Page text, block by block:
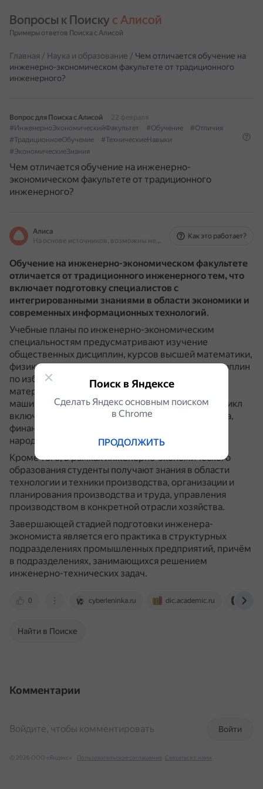
Вопросы к Поиску с Алисой
Примеры ответов Поиска с Алисой
Главная / Наука и образование / Чем отличается обучение на
инженерно-экономическом факультете от традиционного
инженерного?
Вопрос для Поиска с Алисой
22 февраля
#ИнженерноЭкономическийФакультет
#Обучение
#Отличия
#ТрадиционноеОбучение
#ТехническиеНавыки
#ЭкономическиеЗнания
Чем отличается обучение на инженерно-
экономическом факультете от традиционного
инженерного?
Алиса
На основе источников, возможны неточности
Как это работает?
Обучение на инженерно-экономическом факультете
отличается от традиционного инженерного тем, что
включает подготовку специалистов с
интегрированными знаниями в области экономики и
современных информационных технологий.
Учебные планы по инженерно-экономическим
специальностям предусматривают изучение
общественных дисциплин, курсов высшей математики,
физики, химии, а также группы технических дисциплин
по избранной специальности (сопротивление
материалов, механика, технология производства,
машины и оборудование и т. д.).Экономический цикл
включает курсы статистики, бухгалтерского учёта,
финансов, экономики соответствующей отрасли
народного хозяйства и другие.
Кроме того, в рамках инженерно-экономического
образования студенты получают знания в области
технологии и техники производства, организации и
планирования производства и труда, управления
производством в конкретной отрасли хозяйства.
Завершающей стадией подготовки инженера-
экономиста является его практика в структурных
подразделениях промышленных предприятий, причём
в подразделениях, занимающихся решением
инженерно-технических задач.
0 cyberleninka.ru dic.academic.ru
Найти в Поиске
Комментарии
Войти
Войдите, чтобы комментировать
© 2026 ООО «Яндекс» Пользовательское соглашение Связаться с нами
Поиск в Яндексе
Сделать Яндекс основным поиском
в Сhrome
ПРОДОЛЖИТЬ